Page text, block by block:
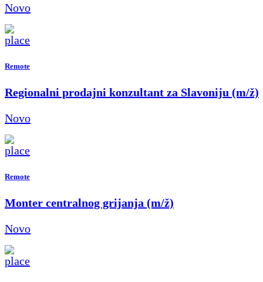
Novo
Remote
Regionalni prodajni konzultant za Slavoniju (m/ž)
Novo
Remote
Monter centralnog grijanja (m/ž)
Novo